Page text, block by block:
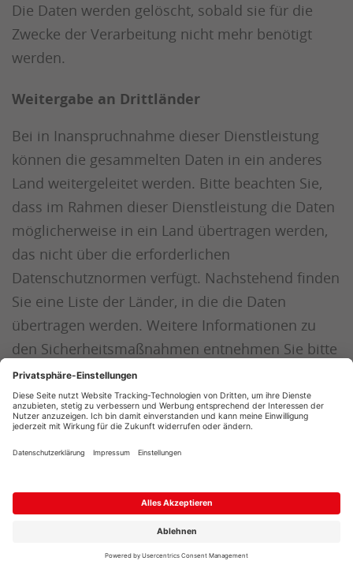
Die Daten werden gelöscht, sobald sie für die
Zwecke der Verarbeitung nicht mehr benötigt
werden.
Weitergabe an Drittländer
Bei in Inanspruchnahme dieser Dienstleistung
können die gesammelten Daten in ein anderes
Land weitergeleitet werden. Bitte beachten Sie,
dass im Rahmen dieser Dienstleistung die Daten
möglicherweise in ein Land übertragen werden,
das nicht über die erforderlichen
Datenschutznormen verfügt. Nachstehend finden
Sie eine Liste der Länder, in die die Daten
übertragen werden. Weitere Informationen zu
den Sicherheitsmaßnahmen entnehmen Sie bitte
der Datenschutzerklärung des jeweiligen
Anbieters oder wenden Sie sich unmittelbar an
den Anbieter selbst.
Singapur
Vereinigte Staaten von Amerika